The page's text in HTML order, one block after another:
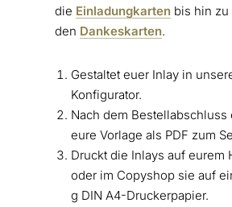
die Einladungkartenbis hin zu
den Dankeskarten.
Gestaltet euer Inlay in
Konfigurator.
Nach dem Bestellabschluss
eure Vorlage als PDF zum
Druckt die Inlays auf eurem
oder im Copyshop sie auf
g DIN A4-Druckerpapier.